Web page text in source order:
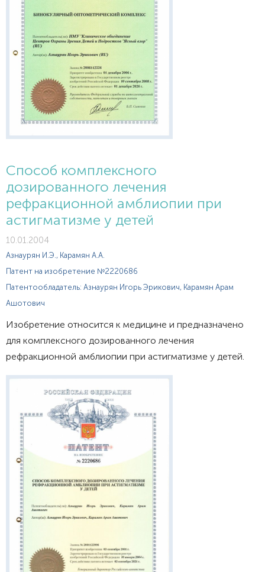
Способ комплексного
дозированного лечения
рефракционной амблиопии при
астигматизме у детей
10.01.2004
Азнаурян И.Э., Карамян А.А.
Патент на изобретение №2220686
Патентообладатель: Азнаурян Игорь Эрикович, Карамян Арам
Ашотович
Изобретение относится к медицине и предназначено
для комплексного дозированного лечения
рефракционной амблиопии при астигматизме у детей.